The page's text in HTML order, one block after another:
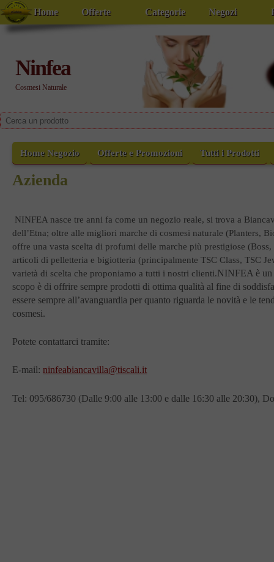
Home Offerte Categorie Negozi
Ninfea
Cosmesi Naturale
Home Negozio Offerte e Promozioni Tutti i Prodotti
Azienda
NINFEA nasce tre anni fa come un negozio reale, si trova a
dell’Etna; oltre alle migliori marche di cosmesi naturale (Planters,
offre una vasta scelta di profumi delle marche più prestigiose
articoli di pelletteria e bigiotteria (principalmente TSC Class, TSC
varietà di scelta che proponiamo a tutti i nostri clienti.NINFEA è un
scopo è di offrire sempre prodotti di ottima qualità al fine di
essere sempre all’avanguardia per quanto riguarda le novità e le
cosmesi.
Potete contattarci tramite:
E-mail: ninfeabiancavilla@tiscali.it
Tel: 095/686730 (Dalle 9:00 alle 13:00 e dalle 16:30 alle 20:30),